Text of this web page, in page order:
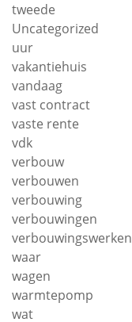
tweede
Uncategorized
uur
vakantiehuis
vandaag
vast contract
vaste rente
vdk
verbouw
verbouwen
verbouwing
verbouwingen
verbouwingswerken
waar
wagen
warmtepomp
wat